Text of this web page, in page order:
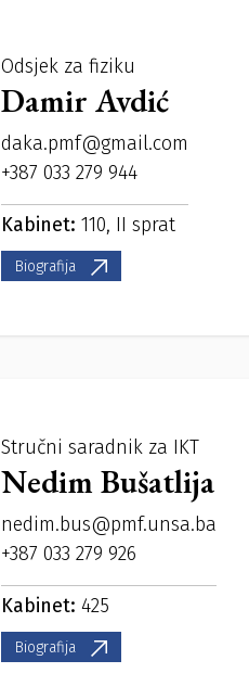
Odsjek za fiziku
Damir Avdić
daka.pmf@gmail.com
+387 033 279 944
Kabinet: 110, II sprat
Biografija
Stručni saradnik za IKT
Nedim Bušatlija
nedim.bus@pmf.unsa.ba
+387 033 279 926
Kabinet: 425
Biografija